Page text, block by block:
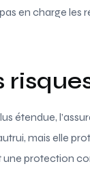
en charge
étendue,
mais elle
protection